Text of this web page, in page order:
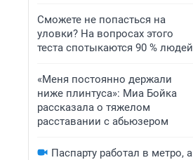
Сможете не попасться на
уловки? На вопросах этого
теста спотыкаются 90 % людей
«Меня постоянно держали
ниже плинтуса»: Миа Бойка
рассказала о тяжелом
расставании с абьюзером
Паспарту работал в метро, а